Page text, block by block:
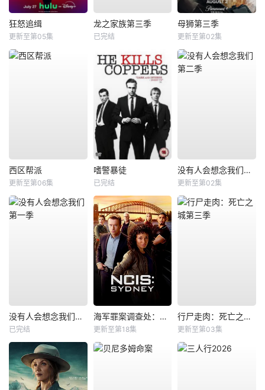
狂怒追缉
更新至第05集
龙之家族第三季
已完结
母狮第三季
更新至第02集
西区帮派
更新至第06集
嗜警暴徒
已完结
没有人会想念我们第二季
更新至第02集
没有人会想念我们第一季
已完结
海军罪案调查处：悉尼第三季
更新至第18集
行尸走肉：死亡之城第三季
更新至第03集